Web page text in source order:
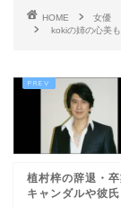
HOME
女優
kokiの姉の心美
植村梓の辞退・
キャンダルや彼